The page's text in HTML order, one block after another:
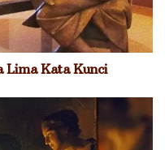
Lima Kata Kunci